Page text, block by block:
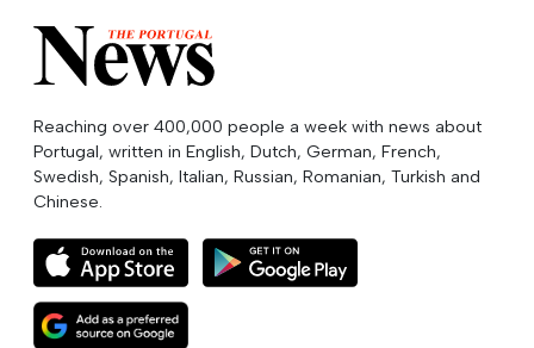
Reaching over 400,000 people a week with news about
Portugal, written in English, Dutch, German, French,
Swedish, Spanish, Italian, Russian, Romanian, Turkish and
Chinese.